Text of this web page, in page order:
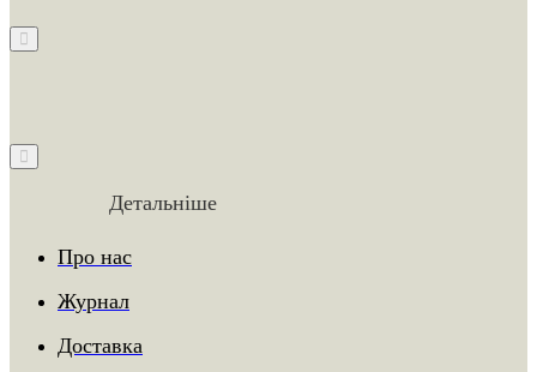
Детальніше
Про нас
Журнал
Доставка